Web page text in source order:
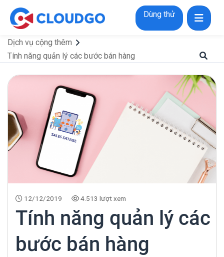
Dùng thử
Dịch vụ cộng thêm
Tính năng quản lý các bước bán hàng
12/12/2019 4.513 lượt xem
Tính năng quản lý các
bước bán hàng